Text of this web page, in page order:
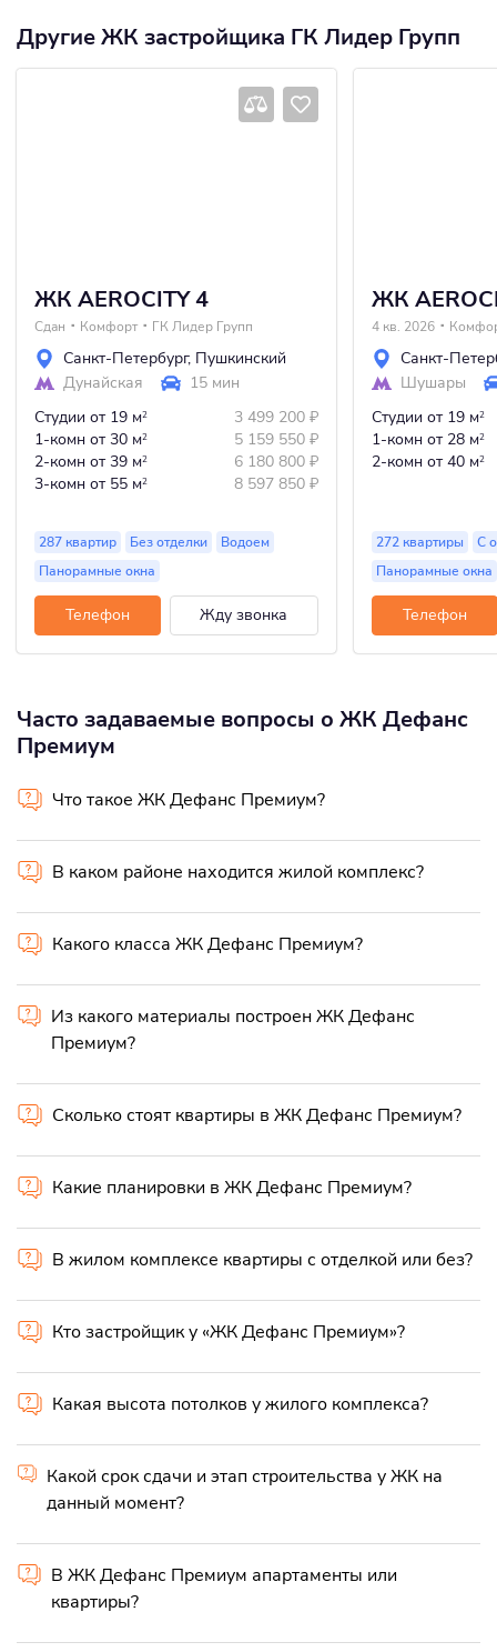
Другие ЖК застройщика ГК Лидер Групп
ЖК AEROCITY 4
Сдан Комфорт ГК Лидер Групп
Санкт-Петербург, Пушкинский
Дунайская
15 мин
Студии от 19 м2 3 499 200 ₽
1-комн от 30 м2 5 159 550 ₽
2-комн от 39 м2 6 180 800 ₽
3-комн от 55 м2 8 597 850 ₽
287 квартир Без отделки
Водоем
Панорамные окна
Телефон Жду звонка
ЖК
4 кв. 2026
Санкт-
Шушары
Студии от 19 м2
1-комн от 28 м2
2-комн от 40 м2
272 квартиры
С
Панорамные окна
Телефон
Часто задаваемые вопросы о ЖК Дефанс
Премиум
Что такое ЖК Дефанс Премиум?
В каком районе находится жилой комплекс?
Какого класса ЖК Дефанс Премиум?
Из какого материалы построен ЖК Дефанс
Премиум?
Сколько стоят квартиры в ЖК Дефанс Премиум?
Какие планировки в ЖК Дефанс Премиум?
В жилом комплексе квартиры с отделкой или без?
Кто застройщик у «ЖК Дефанс Премиум»?
Какая высота потолков у жилого комплекса?
Какой срок сдачи и этап строительства у ЖК на
данный момент?
В ЖК Дефанс Премиум апартаменты или
квартиры?